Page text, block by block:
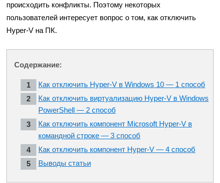
происходить конфликты. Поэтому некоторых
пользователей интересует вопрос о том, как отключить
Hyper-V на ПК.
Содержание:
Как отключить Hyper-V в Windows 10 — 1 способ
Как отключить виртуализацию Hyper-V в Windows
PowerShell — 2 способ
Как отключить компонент Microsoft Hyper-V в
командной строке — 3 способ
Как отключить компонент Hyper-V — 4 способ
Выводы статьи